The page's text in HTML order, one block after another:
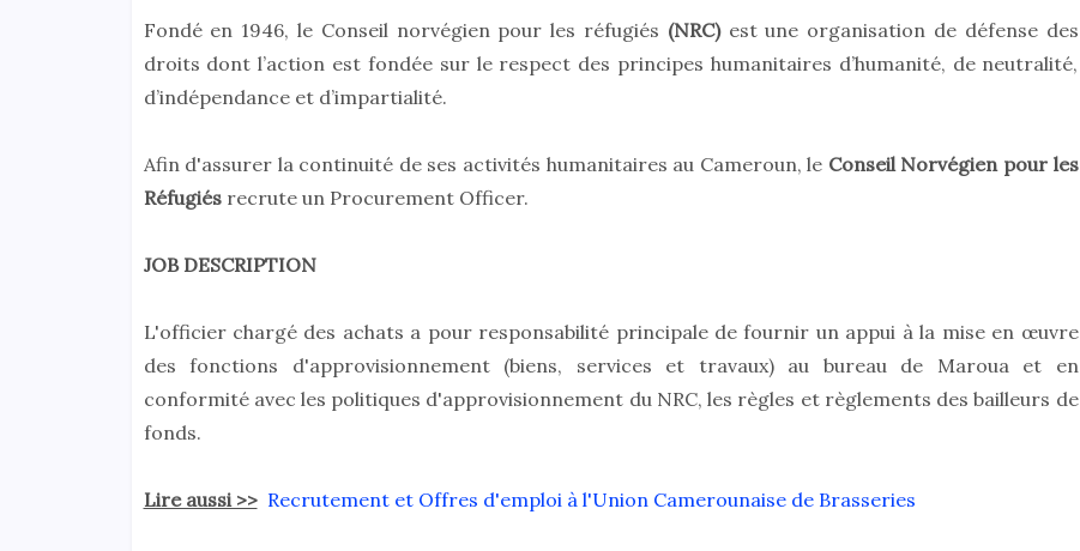
Fondé en 1946, le Conseil norvégien pour les réfugiés (NRC)est une organisation de défense des
droits dont l’action est fondée sur le respect des principes humanitaires d’humanité, de neutralité,
d’indépendance et d’impartialité.
Afin d'assurer la continuité de ses activités humanitaires au Cameroun, le Conseil Norvégien pour les
Réfugiésrecrute un Procurement Officer.
JOB DESCRIPTION
L'officier chargé des achats a pour responsabilité principale de fournir un appui à la mise en œuvre
des fonctions d'approvisionnement (biens, services et travaux) au bureau de Maroua et en
conformité avec les politiques d'approvisionnement du NRC, les règles et règlements des bailleurs de
fonds.
Lire aussi >> Recrutement et Offres d'emploi à l'Union Camerounaise de Brasseries